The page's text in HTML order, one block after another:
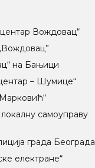
Вождовац“
на Бањици
– Шумице“
самоуправу
града Београда
електране“